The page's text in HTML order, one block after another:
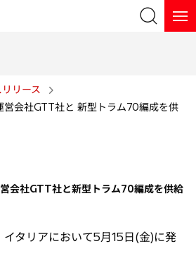
検索
リース
営会社GTT社と 新型トラム70編成を供
会社GTT社と新型トラム70編成を供給
タリアにおいて5月15日(金)に発